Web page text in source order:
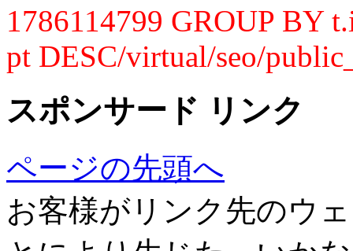
1786114799 GROUP BY
pt DESC/virtual/seo/
スポンサード リンク
ページの先頭へ
お客様がリンク先のウ